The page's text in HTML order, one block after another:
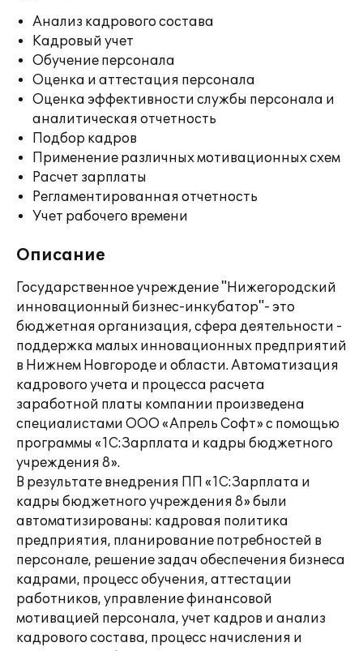
Анализ кадрового состава
Кадровый учет
Обучение персонала
Оценка и аттестация персонала
Оценка эффективности службы персонала и
аналитическая отчетность
Подбор кадров
Применение различных мотивационных схем
Расчет зарплаты
Регламентированная отчетность
Учет рабочего времени
Описание
Государственное учреждение "Нижегородский
инновационный бизнес-инкубатор"- это
бюджетная организация, сфера деятельности -
поддержка малых инновационных предприятий
в Нижнем Новгороде и области. Автоматизация
кадрового учета и процесса расчета
заработной платы компании произведена
специалистами ООО «Апрель Софт» с помощью
программы «1С:Зарплата и кадры бюджетного
учреждения 8».
В результате внедрения ПП «1С:Зарплата и
кадры бюджетного учреждения 8» были
автоматизированы: кадровая политика
предприятия, планирование потребностей в
персонале, решение задач обеспечения бизнеса
кадрами, процесс обучения, аттестации
работников, управление финансовой
мотивацией персонала, учет кадров и анализ
кадрового состава, процесс начисления и